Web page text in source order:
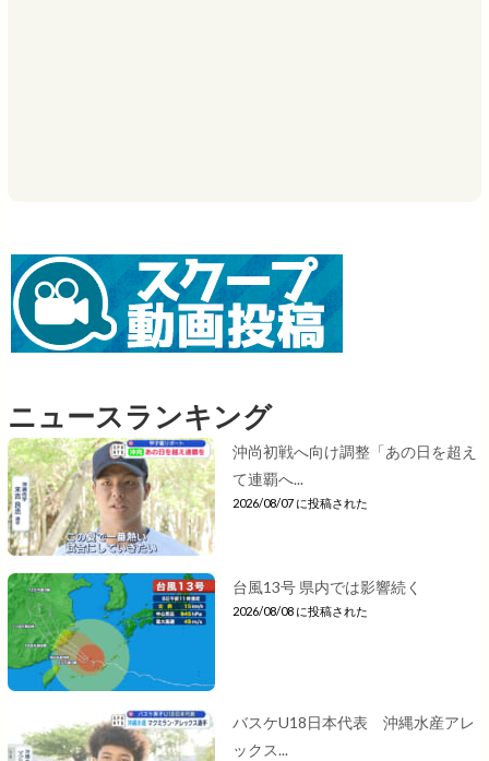
ニュースランキング
沖尚初戦へ向け調整「あの日を超え
て連覇へ...
2026/08/07 に投稿された
台風13号 県内では影響続く
2026/08/08 に投稿された
バスケU18日本代表 沖縄水産アレ
ックス...